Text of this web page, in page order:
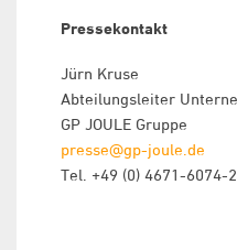
Pressekontakt
Jürn Kruse
Abteilungsleiter
GP JOULE Gruppe
presse@gp-joule.de
Tel. +49 (0) 4671-6074-